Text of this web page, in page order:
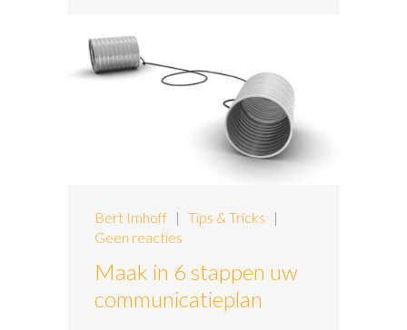
Bert Imhoff | Tips & Tricks |
Geen reacties
Maak in 6 stappen uw
communicatieplan